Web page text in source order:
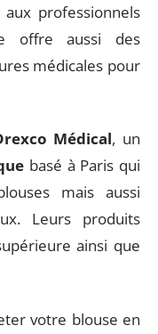
professionnels
offre aussi des
médicales pour
Médical, un
basé à Paris qui
mais aussi
Leurs produits
ainsi que
votre blouse en